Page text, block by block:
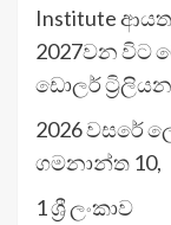
Institute
2027වන විට
ඩොලර්
2026 වසරේ
ගමනාන්ත 10,
1 ශ්‍රී ලංකාව